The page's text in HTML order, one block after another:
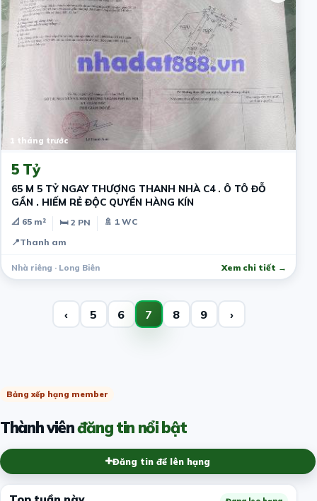
1 tháng trước
5 Tỷ
65 M 5 TỶ NGAY THƯỢNG THANH NHÀ C4 . Ô TÔ ĐỖ
GẦN . HIẾM RẺ ĐỘC QUYỀN HÀNG KÍN
📐 65 m² 🛏 2 PN
🚿 1 WC
📍Thanh am
Nhà riêng · Long Biên Xem chi tiết →
‹ 5 6 7 8 9 ›
Bảng xếp hạng member
Thành viênđăng tin nổi bật
Đăng tin để lên hạng